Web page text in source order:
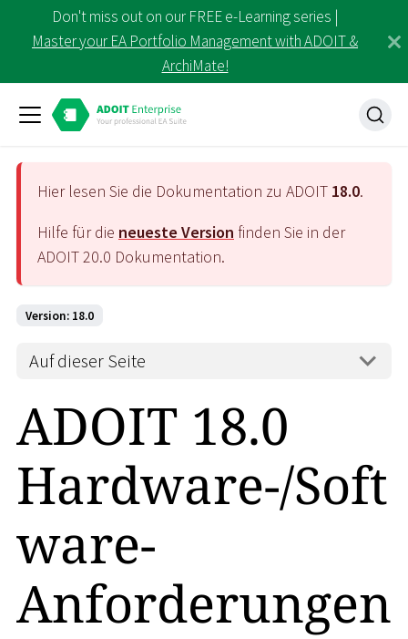
Don't miss out on our FREE e-Learning series |
Master your EA Portfolio Management with ADOIT &
ArchiMate!
Hier lesen Sie die Dokumentation zu ADOIT 18.0.
Hilfe für die neueste Version finden Sie in der
ADOIT20.0 Dokumentation.
Version: 18.0
Auf dieser Seite
ADOIT 18.0
Hardware-/Soft
ware-
Anforderungen